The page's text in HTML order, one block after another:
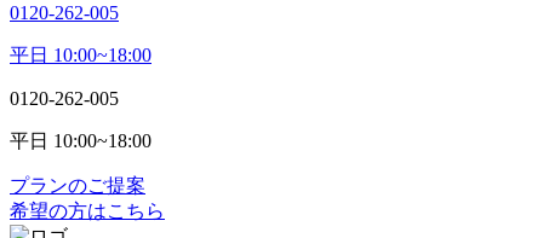
0120-262-005
平日 10:00~18:00
0120-262-005
平日 10:00~18:00
プランのご提案
希望の方はこちら